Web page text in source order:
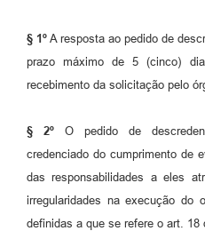
§ 1º A resposta ao pedido de
prazo máximo de 5 (cinco)
recebimento da solicitação pelo
§ 2º O pedido de
credenciado do cumprimento de
das responsabilidades a eles
irregularidades na execução do
definidas a que se refere o art. 18